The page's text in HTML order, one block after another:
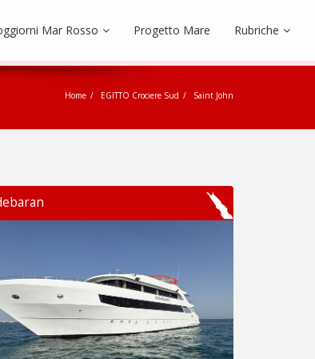
Mar Rosso Progetto Mare Rubriche
Home EGITTO Crociere Sud Saint John